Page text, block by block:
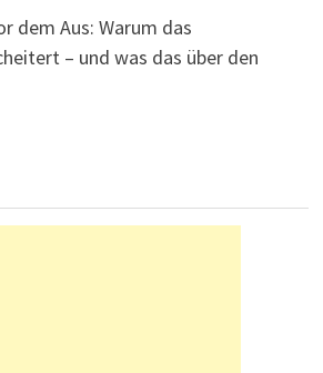
dem Aus: Warum das
– und was das über den